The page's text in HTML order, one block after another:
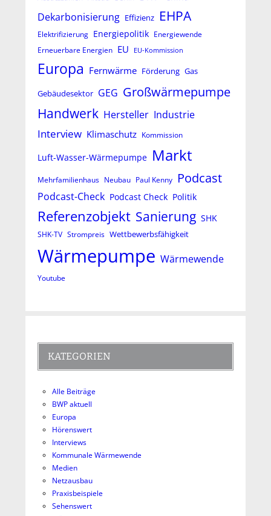
Dekarbonisierung Effizienz EHPA
Elektrifizierung Energiepolitik Energiewende
Erneuerbare Energien EU EU-Kommission
Europa Fernwärme Förderung Gas
Gebäudesektor GEG Großwärmepumpe
Handwerk Hersteller Industrie
Interview Klimaschutz Kommission
Luft-Wasser-Wärmepumpe Markt
Mehrfamilienhaus Neubau Paul Kenny Podcast
Podcast-Check Podcast Check Politik
Referenzobjekt Sanierung SHK
SHK-TV Strompreis Wettbewerbsfähigkeit
Wärmepumpe Wärmewende
Youtube
KATEGORIEN
Alle Beiträge
BWP aktuell
Europa
Hörenswert
Interviews
Kommunale Wärmewende
Medien
Netzausbau
Praxisbeispiele
Sehenswert